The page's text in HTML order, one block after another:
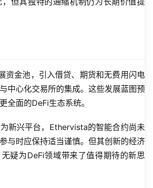
资金池，引入借贷、期货和无费用闪电
中心化交易所的集成。这些发展蓝图预
全面的DeFi生态系统。
新兴平台，Ethervista的智能合约尚未
与时应保持适当谨慎。但其创新的经济
疑为DeFi领域带来了值得期待的新思